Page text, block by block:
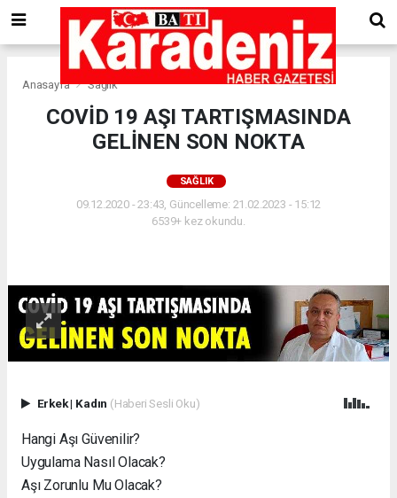
Anasayfa Sağlık
COVİD 19 AŞI TARTIŞMASINDA
GELİNEN SON NOKTA
SAĞLIK
09.12.2020 - 23:43, Güncelleme: 21.02.2023 - 15:12
6539+ kez okundu.
Erkek| Kadın (Haberi Sesli Oku)
Hangi Aşı Güvenilir?
Uygulama Nasıl Olacak?
Aşı Zorunlu Mu Olacak?